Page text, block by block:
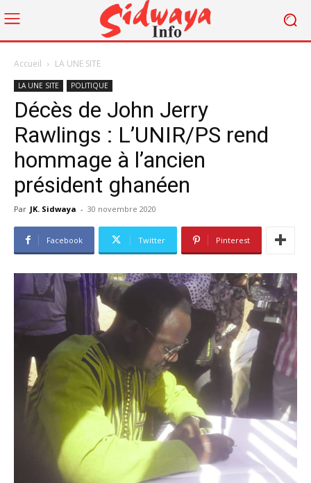
Accueil LA UNE SITE
LA UNE SITE POLITIQUE
Décès de John Jerry
Rawlings : L’UNIR/PS rend
hommage à l’ancien
président ghanéen
Par JK. Sidwaya - 30 novembre 2020
Facebook Twitter Pinterest